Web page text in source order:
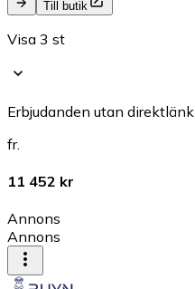
Till butik
Visa 3 st
Erbjudanden utan direktlänk
fr.
11 452 kr
Annons
Annons